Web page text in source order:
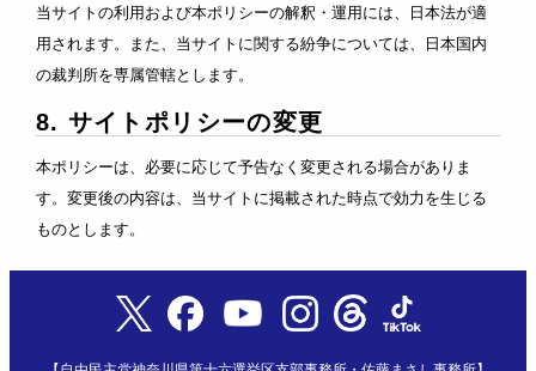
当サイトの利用および本ポリシーの解釈・運用には、日本法が適
用されます。また、当サイトに関する紛争については、日本国内
の裁判所を専属管轄とします。
8. サイトポリシーの変更
本ポリシーは、必要に応じて予告なく変更される場合がありま
す。変更後の内容は、当サイトに掲載された時点で効力を生じる
ものとします。